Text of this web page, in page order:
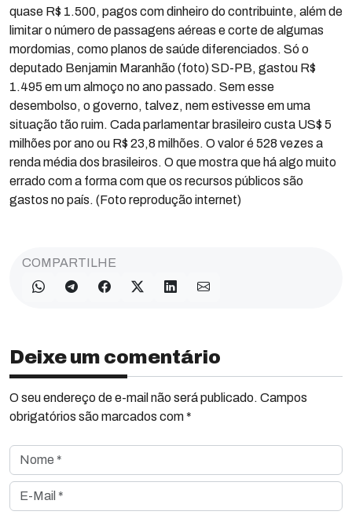
quase R$ 1.500, pagos com dinheiro do contribuinte, além de
limitar o número de passagens aéreas e corte de algumas
mordomias, como planos de saúde diferenciados. Só o
deputado Benjamin Maranhão (foto) SD-PB, gastou R$
1.495 em um almoço no ano passado. Sem esse
desembolso, o governo, talvez, nem estivesse em uma
situação tão ruim. Cada parlamentar brasileiro custa US$ 5
milhões por ano ou R$ 23,8 milhões. O valor é 528 vezes a
renda média dos brasileiros. O que mostra que há algo muito
errado com a forma com que os recursos públicos são
gastos no país. (Foto reprodução internet)
COMPARTILHE
Deixe um comentário
O seu endereço de e-mail não será publicado. Campos
obrigatórios são marcados com *
Nome *
E-Mail *